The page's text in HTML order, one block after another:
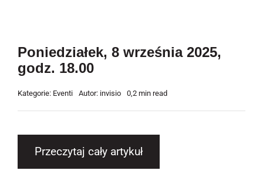
Poniedziałek, 8 września 2025,
godz. 18.00
Kategorie: Eventi Autor: invisio 0,2 min read
Przeczytaj cały artykuł